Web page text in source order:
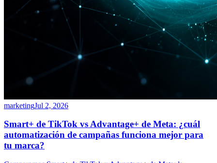
marketingJul 2, 2026
Smart+ de TikTok vs Advantage+ de Meta: ¿cuál
automatización de campañas funciona mejor para
tu marca?